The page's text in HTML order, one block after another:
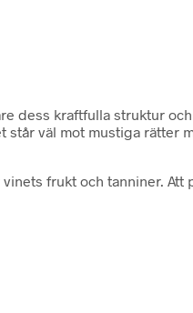
dess kraftfulla struktur
väl mot mustiga rätter
frukt och tanniner. Att